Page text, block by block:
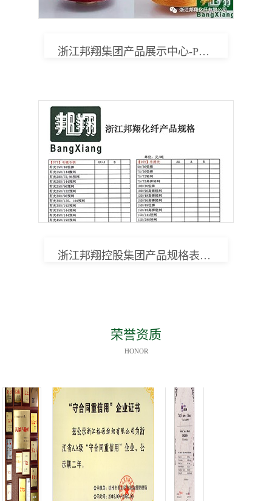
浙江邦翔集团产品展示中心-PRODUCTS CENTER
浙江邦翔控股集团产品规格表-PRODUCT LIST
荣誉资质
HONOR